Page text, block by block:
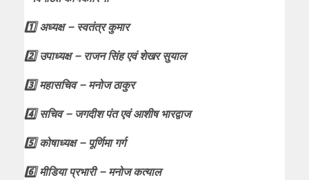
1️⃣ अध्यक्ष – स्वतंत्र कुमार
2️⃣ उपाध्यक्ष – राजन सिंह एवं शेखर सुयाल
3️⃣ महासचिव – मनोज ठाकुर
4️⃣ सचिव – जगदीश पंत एवं आशीष भारद्वाज
5️⃣ कोषाध्यक्ष – पूर्णिमा गर्ग
6️⃣ मीडिया प्रभारी – मनोज कत्याल